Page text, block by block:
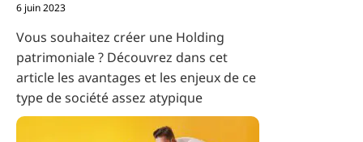
6 juin 2023
Vous souhaitez créer une Holding
patrimoniale ? Découvrez dans cet
article les avantages et les enjeux de ce
type de société assez atypique